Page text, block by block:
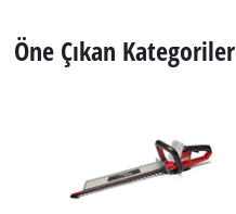
Öne Çıkan Kategoriler